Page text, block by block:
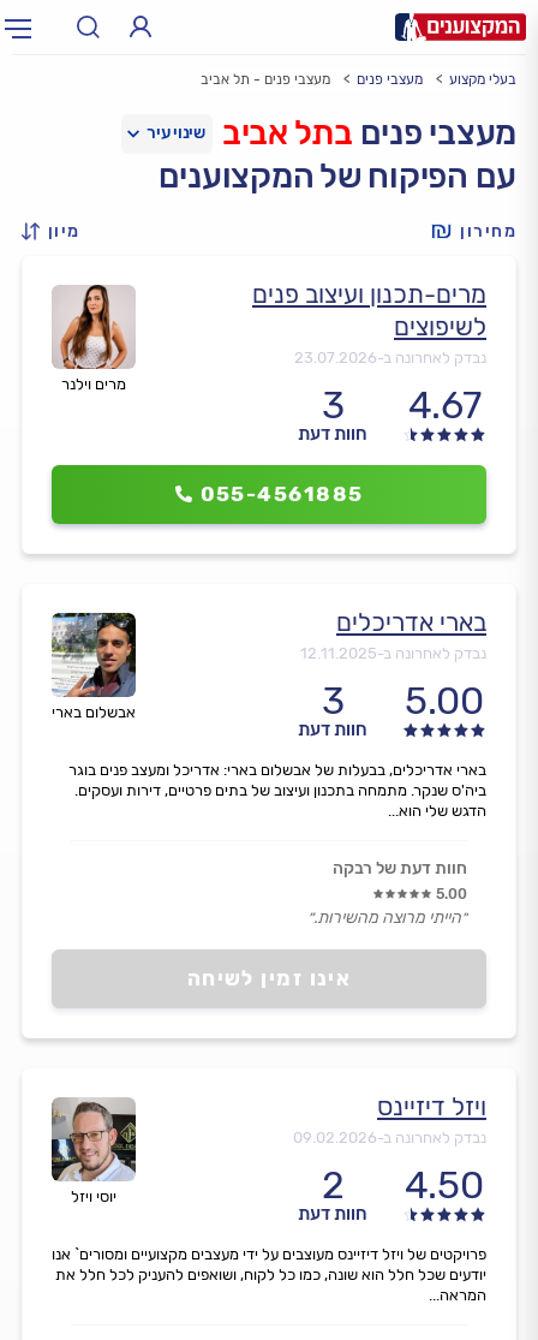
עירעיר: תל אביב, חיפה…
בעלי מקצוע מעצבי פנים מעצבי פנים - תל אביב
מעצבי פנים בתל אביב
עם הפיקוח של המקצוענים
מחירון מיון
מרים וילנר
מרים-תכנון ועיצוב פנים
לשיפוצים
נבדק לאחרונה ב-23.07.2026
4.67
3
חוות דעת
055-4561885
אבשלום בארי
בארי אדריכלים
נבדק לאחרונה ב-12.11.2025
5.00
3
חוות דעת
אינו זמין לשיחה
בארי אדריכלים, בבעלות של אבשלום בארי: אדריכל ומעצב פנים בוגר
ביה'ס שנקר. מתמחה בתכנון ועיצוב של בתים פרטיים, דירות ועסקים.
הדגש שלי הוא...
חוות דעת של רבקה
5.00
״הייתי מרוצה מהשירות.״
יוסי ויזל
ויזל דיזיינס
נבדק לאחרונה ב-09.02.2026
4.50
2
חוות דעת
פרויקטים של ויזל דיזיינס מעוצבים על ידי מעצבים מקצועיים ומסורים` אנו
יודעים שכל חלל הוא שונה, כמו כל לקוח, ושואפים להעניק לכל חלל את
המראה...